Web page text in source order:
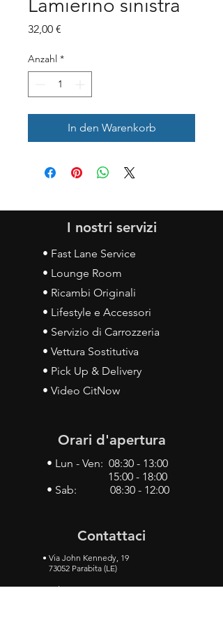
Lamierino sinistra
32,00 €
Anzahl *
In den Warenkorb
I nostri servizi
• Fast Lane Service
• Lounge Room
• Ricambi Originali
• Lifestyle e Accessori
• Servizio di Carrozzeria
• Vettura Sostitutiva
• Pick Up & Delivery
• Video CitNow
Orari d'apertura
• Lun - Ven: 08:30 - 13:00
15:00 - 18:00
• Sab: 08:30 - 12:00
Contattaci
• Via John Kennedy, 19
73052 Parabita (LE)
• Tel:0833 50 93 30